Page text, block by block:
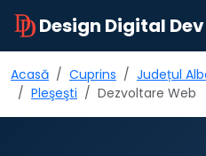
Design Digital Dev
Acasă Cuprins Județul
Pleşeşti
Dezvoltare Web